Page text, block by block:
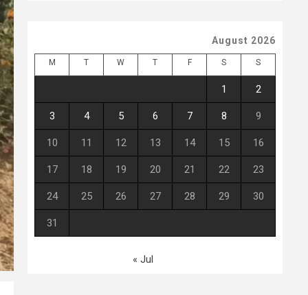
August 2026
M T W T F S S
1 2
3 4 5 6 7 8 9
10 11 12 13 14 15 16
17 18 19 20 21 22 23
24 25 26 27 28 29 30
31
« Jul